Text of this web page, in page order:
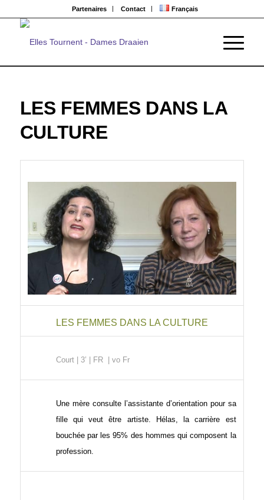
Partenaires Contact Français
LES FEMMES DANS LA
CULTURE
LES FEMMES DANS LA CULTURE
Court | 3’ | FR | vo Fr
Une mère consulte l’assistante d’orientation pour sa
fille qui veut être artiste. Hélas, la carrière est
bouchée par les 95% des hommes qui composent la
profession.